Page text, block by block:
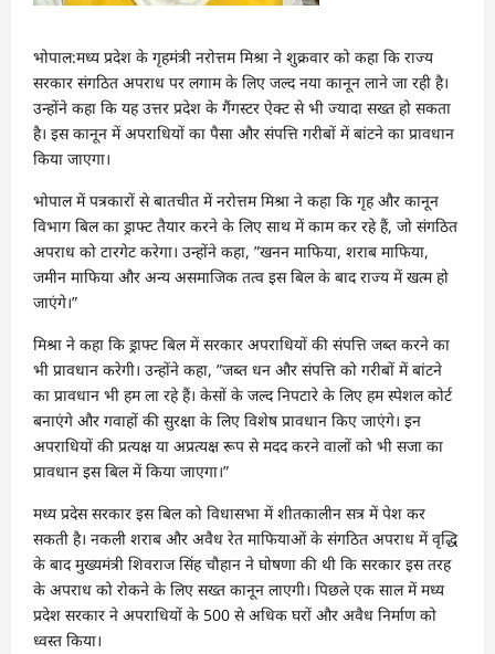
भोपाल:मध्य प्रदेश के गृहमंत्री नरोत्तम मिश्रा ने शुक्रवार को कहा कि राज्य
सरकार संगठित अपराध पर लगाम के लिए जल्द नया कानून लाने जा रही है।
उन्होंने कहा कि यह उत्तर प्रदेश के गैंगस्टर ऐक्ट से भी ज्यादा सख्त हो सकता
है। इस कानून में अपराधियों का पैसा और संपत्ति गरीबों में बांटने का प्रावधान
किया जाएगा।
भोपाल में पत्रकारों से बातचीत में नरोत्तम मिश्रा ने कहा कि गृह और कानून
विभाग बिल का ड्राफ्ट तैयार करने के लिए साथ में काम कर रहे हैं, जो संगठित
अपराध को टारगेट करेगा। उन्होंने कहा, ”खनन माफिया, शराब माफिया,
जमीन माफिया और अन्य असमाजिक तत्व इस बिल के बाद राज्य में खत्म हो
जाएंगे।”
मिश्रा ने कहा कि ड्राफ्ट बिल में सरकार अपराधियों की संपत्ति जब्त करने का
भी प्रावधान करेगी। उन्होंने कहा, ”जब्त धन और संपत्ति को गरीबों में बांटने
का प्रावधान भी हम ला रहे हैं। केसों के जल्द निपटारे के लिए हम स्पेशल कोर्ट
बनाएंगे और गवाहों की सुरक्षा के लिए विशेष प्रावधान किए जाएंगे। इन
अपराधियों की प्रत्यक्ष या अप्रत्यक्ष रूप से मदद करने वालों को भी सजा का
प्रावधान इस बिल में किया जाएगा।”
मध्य प्रदेस सरकार इस बिल को विधासभा में शीतकालीन सत्र में पेश कर
सकती है। नकली शराब और अवैध रेत माफियाओं के संगठित अपराध में वृद्धि
के बाद मुख्यमंत्री शिवराज सिंह चौहान ने घोषणा की थी कि सरकार इस तरह
के अपराध को रोकने के लिए सख्त कानून लाएगी। पिछले एक साल में मध्य
प्रदेश सरकार ने अपराधियों के 500 से अधिक घरों और अवैध निर्माण को
ध्वस्त किया।